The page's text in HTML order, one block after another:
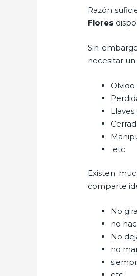
Razón
Flores
Sin
necesitar un
Olvido
etc
Existen
comparte
No
no
No
no